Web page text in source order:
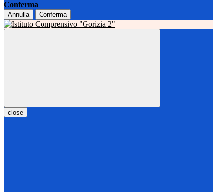
Conferma
Annulla Conferma
close